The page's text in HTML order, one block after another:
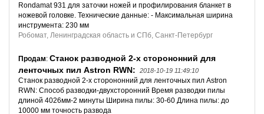
Rondamat 931 для заточки ножей и профилирования бланкет в
ножевой головке. Технические данные: - Максимальная ширина
инструмента: 230 мм
Робомат, Ленинградская область и СПб, Санкт-Петербург
Продам: Станок разводной 2-х сторононний для
ленточных пил Astron RWN:
2018-10-19 11:49:10
Станок разводной 2-х сторононний для ленточных пил Astron
RWN: Способ разводки-двухсторонний Время разводки пилы
длиной 4026мм-2 минуты Ширина пилы: 30-60 Длина пилы: до
10000 мм точность развода